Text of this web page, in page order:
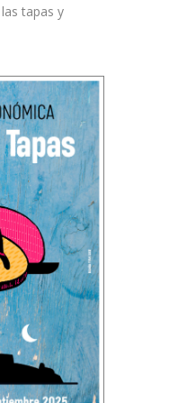
tapas y